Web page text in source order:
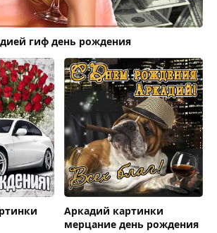
гиф день рождения
Аркадий картинки
мерцание день рождения